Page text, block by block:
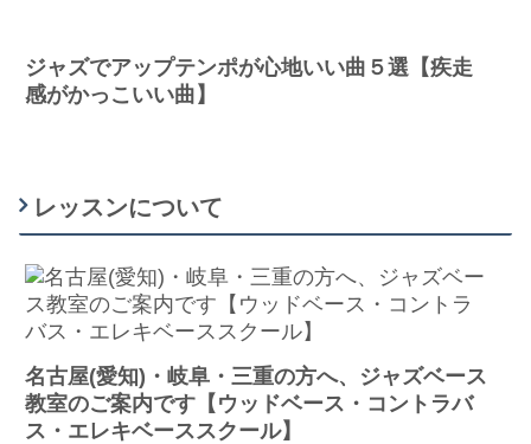
ジャズでアップテンポが心地いい曲５選【疾走
感がかっこいい曲】
レッスンについて
名古屋(愛知)・岐阜・三重の方へ、ジャズベース
教室のご案内です【ウッドベース・コントラバ
ス・エレキベーススクール】